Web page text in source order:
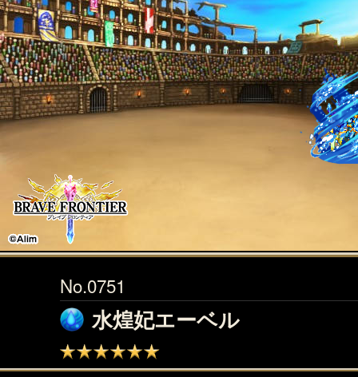
No.0751
水煌妃エーベル